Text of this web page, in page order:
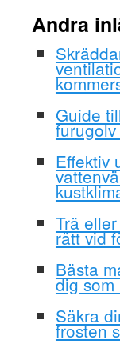
Andra
Guide
Effektiv
Trä
rätt vid
Bästa
dig
Säkra
frosten